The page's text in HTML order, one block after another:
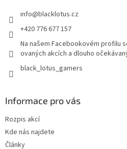
info@blacklotus.cz
+420 776 677 157
Na našem Facebookovém profilu
ovaných akcích a dlouho
black_lotus_gamers
Informace pro vás
Rozpis akcí
Kde nás najdete
Články